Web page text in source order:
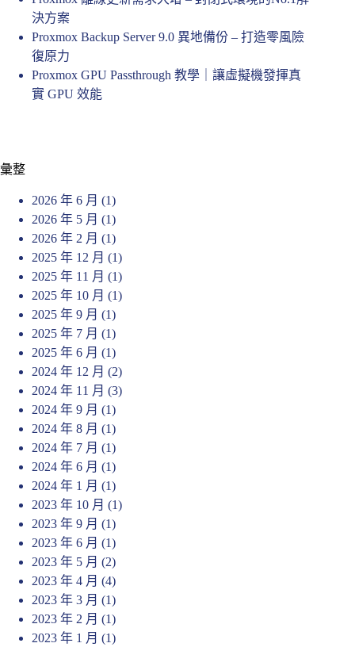
決方案
Proxmox Backup Server 9.0 異地備份 – 打造零風險
復原力
Proxmox GPU Passthrough 教學｜讓虛擬機發揮真
實 GPU 效能
彙整
2026 年 6 月 (1)
2026 年 5 月 (1)
2026 年 2 月 (1)
2025 年 12 月 (1)
2025 年 11 月 (1)
2025 年 10 月 (1)
2025 年 9 月 (1)
2025 年 7 月 (1)
2025 年 6 月 (1)
2024 年 12 月 (2)
2024 年 11 月 (3)
2024 年 9 月 (1)
2024 年 8 月 (1)
2024 年 7 月 (1)
2024 年 6 月 (1)
2024 年 1 月 (1)
2023 年 10 月 (1)
2023 年 9 月 (1)
2023 年 6 月 (1)
2023 年 5 月 (2)
2023 年 4 月 (4)
2023 年 3 月 (1)
2023 年 2 月 (1)
2023 年 1 月 (1)